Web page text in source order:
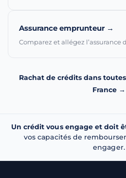
Assurance emprunteur →
Comparez et allégez l’assurance
Rachat de crédits dans
France →
Un crédit vous engage et doit
vos capacités de
engager.